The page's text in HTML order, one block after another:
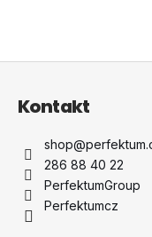
Z
Kontakt
shop@
286 88 40 22
PerfektumGroup
Perfektumcz